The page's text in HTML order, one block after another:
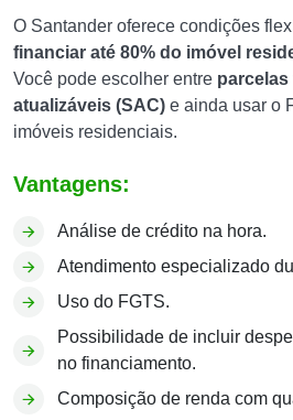
O Santander oferece condições
financiar até 80% do imóvel
Você pode escolher entre parcelas
atualizáveis (SAC) e ainda usar o
imóveis residenciais.
Vantagens:
Análise de crédito na hora.
Atendimento especializado
Uso do FGTS.
Possibilidade de incluir
no financiamento.
Composição de renda com